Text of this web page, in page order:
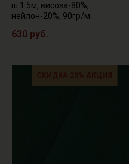
ш.1.5м, висоза-80%,
нейлон-20%, 90гр/м.
630 руб.